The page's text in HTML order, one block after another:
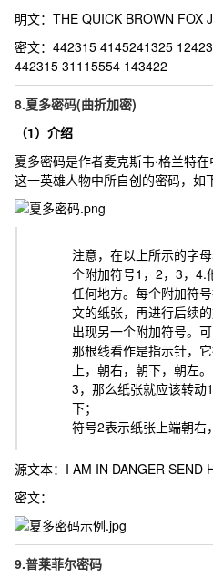
明文：THE QUICK BROWN FOX
密文：442315 4145241325
442315 31115554 143422
8.夏多密码(曲折加密)
（1）介绍
夏多密码是作者麦克斯韦·格兰特
这一英雄人物中所自创的密码，如
注意，在以上所示的字
个附加符号1，2，3，4.
任何地方。每个附加符
文的纸张，再进行后续
出现另一个附加符号。
那根线看作是指示针，
上，朝右，朝下，朝左
3，那么纸张就应该转动
下；
符号2表示纸张上端朝右
源文本： I AM IN DANGER SEND
密文：
9.普莱菲尔密码